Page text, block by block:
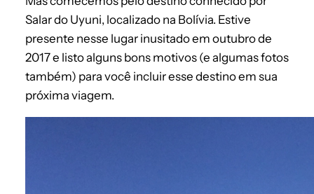
Salar do Uyuni, localizado na Bolívia. Estive
presente nesse lugar inusitado em outubro de
2017 e listo alguns bons motivos (e algumas fotos
também) para você incluir esse destino em sua
próxima viagem.